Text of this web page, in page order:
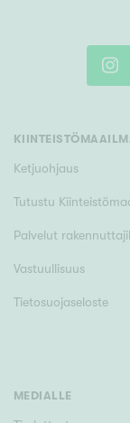
Rakennusvuosi
Uudiskohteet
Vain
Arvokohteet
Vain
Ketjuohjaus
Tutustu
Palvelut
Vastuullisuus
Tietosuojaseloste
MEDIALLE